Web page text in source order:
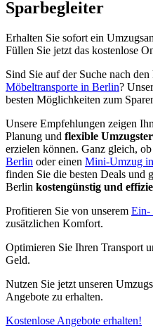
Sparbegleiter
Erhalten Sie sofort ein
Füllen Sie jetzt das kostenlose
Sind Sie auf der Suche nach den
Möbeltransporte in Berlin?
besten Möglichkeiten zum
Unsere Empfehlungen zeigen
Planung und flexible
erzielen können. Ganz gleich,
Berlin oder einen Mini-Umzug
finden Sie die besten Deals und
Berlin kostengünstig und
Profitieren Sie von unserem Ein-
zusätzlichen Komfort.
Optimieren Sie Ihren Transport
Geld.
Nutzen Sie jetzt unseren
Angebote zu erhalten.
Kostenlose Angebote erhalten!